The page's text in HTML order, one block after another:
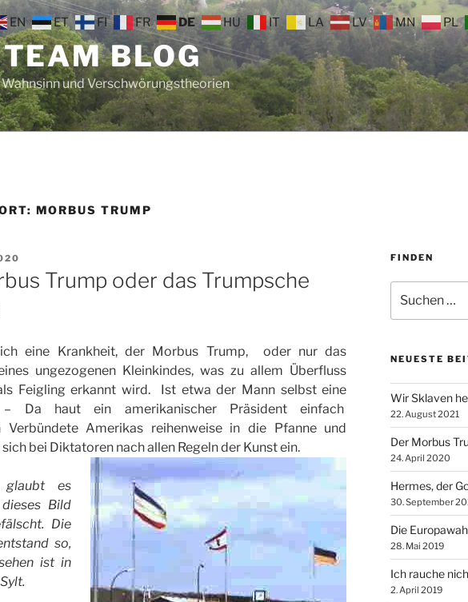
BLOG
und Verschwörungstheorien
MORBUS TRUMP
Trump oder das Trumpsche
eine Krankheit, der Morbus Trump, oder nur das
ungezogenen Kleinkindes, was zu allem Überfluss
Feigling erkannt wird. Ist etwa der Mann selbst eine
– Da haut ein amerikanischer Präsident einfach
Verbündete Amerikas reihenweise in die Pfanne und
bei Diktatoren nach allen Regeln der Kunst ein.
glaubt es
Bild
Die
so,
ist in
FINDEN
nach:
NEUESTE
Wir Sklaven
22. August 2021
Der Morbus
24. April 2020
Hermes, der
30. September
Die
28. Mai 2019
Ich rauche
2. April 2019
EN ET FI FR DE HU IT LA LV MN PL